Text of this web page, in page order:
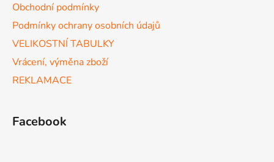
Obchodní podmínky
Podmínky ochrany osobních údajů
VELIKOSTNÍ TABULKY
Vrácení, výměna zboží
REKLAMACE
Facebook